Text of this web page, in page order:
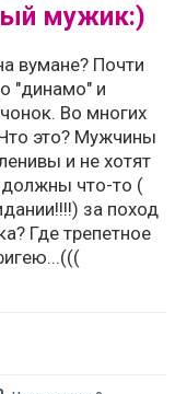
мужик:)
вумане? Почти
"динамо" и
Во многих
это? Мужчины
и не хотят
должны что-то (
за поход
Где трепетное